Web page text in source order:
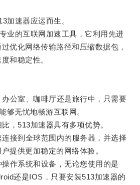
速器应运而生。
的互联网加速工具，它利用先进
优化网络传输路径和压缩数据包，
和稳定性。
室、咖啡厅还是旅行中，只需要
够无忧地畅游互联网。
513加速器具有多项优势。
到全球范围内的服务器，并选择
提供更加稳定的网络体验。
系统和设备，无论您使用的是
还是IOS，只要安装513加速器的